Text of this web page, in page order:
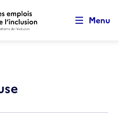
contenu principal
Menu